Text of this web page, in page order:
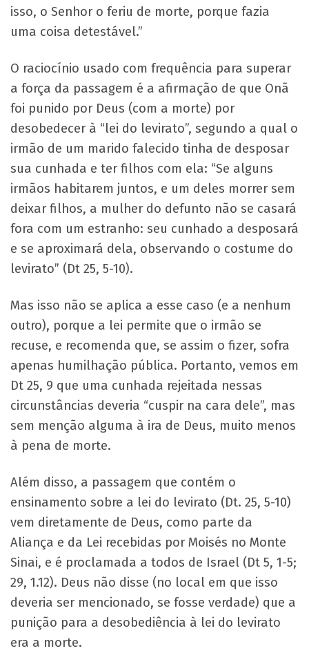
isso, o Senhor o feriu de morte, porque fazia
uma coisa detestável.”
O raciocínio usado com frequência para superar
a força da passagem é a afirmação de que Onã
foi punido por Deus (com a morte) por
desobedecer à “lei do levirato”, segundo a qual o
irmão de um marido falecido tinha de desposar
sua cunhada e ter filhos com ela: “Se alguns
irmãos habitarem juntos, e um deles morrer sem
deixar filhos, a mulher do defunto não se casará
fora com um estranho: seu cunhado a desposará
e se aproximará dela, observando o costume do
levirato” (Dt 25, 5-10).
Mas isso não se aplica a esse caso (e a nenhum
outro), porque a lei permite que o irmão se
recuse, e recomenda que, se assim o fizer, sofra
apenas humilhação pública. Portanto, vemos em
Dt 25, 9 que uma cunhada rejeitada nessas
circunstâncias deveria “cuspir na cara dele”, mas
sem menção alguma à ira de Deus, muito menos
à pena de morte.
Além disso, a passagem que contém o
ensinamento sobre a lei do levirato (Dt. 25, 5-10)
vem diretamente de Deus, como parte da
Aliança e da Lei recebidas por Moisés no Monte
Sinai, e é proclamada a todos de Israel (Dt 5, 1-5;
29, 1.12). Deus não disse (no local em que isso
deveria ser mencionado, se fosse verdade) que a
punição para a desobediência à lei do levirato
era a morte.